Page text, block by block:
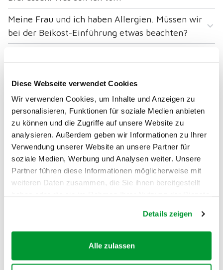
Diese Webseite verwendet Cookies
Wir verwenden Cookies, um Inhalte und Anzeigen zu
personalisieren, Funktionen für soziale Medien anbieten
zu können und die Zugriffe auf unsere Website zu
analysieren. Außerdem geben wir Informationen zu Ihrer
Verwendung unserer Website an unsere Partner für
soziale Medien, Werbung und Analysen weiter. Unsere
Partner führen diese Informationen möglicherweise mit
weiteren Daten zusammen, die Sie ihnen bereitgestellt
Details zeigen
Alle zulassen
Meine Frau und ich haben Allergien. Müssen wir
bei der Beikost-Einführung etwas beachten?
Ab wann darf bzw. sollte mein Kind
glutenhaltige Lebensmittel bekommen?
Ab wann darf mein Kind Champignons und
andere Pilze essen?
Darf ich meinem Kind Fencheltee geben?
kein Fleisch mehr. Können wir unser Kind auch